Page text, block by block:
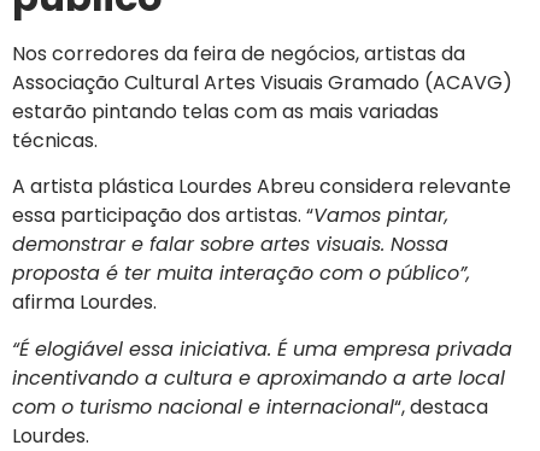
Nos corredores da feira de negócios, artistas da
Associação Cultural Artes Visuais Gramado (ACAVG)
estarão pintando telas com as mais variadas
técnicas.
A artista plástica Lourdes Abreu considera relevante
essa participação dos artistas. “Vamos pintar,
demonstrar e falar sobre artes visuais. Nossa
proposta é ter muita interação com o público”,
afirma Lourdes.
“É elogiável essa iniciativa. É uma empresa privada
incentivando a cultura e aproximando a arte local
com o turismo nacional e internacional“, destaca
Lourdes.